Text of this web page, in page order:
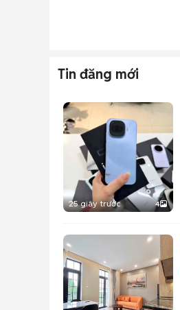
Tin đăng mới
25 giây trước 4